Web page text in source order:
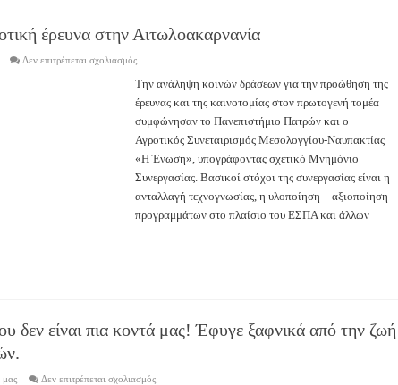
έρευνα στην Αιτωλοακαρνανία
Δεν επιτρέπεται σχολιασμόςστο
η
αγροτική
έρευνα
στην
Αιτωλοακαρνανία
Την ανάληψη κοινών δράσεων για την προώθηση της
έρευνας και της καινοτομίας στον πρωτογενή τομέα
συμφώνησαν το Πανεπιστήμιο Πατρών και ο
Αγροτικός Συνεταιρισμός Μεσολογγίου-Ναυπακτίας
«Η Ένωση», υπογράφοντας σχετικό Μνημόνιο
Συνεργασίας. Βασικοί στόχοι της συνεργασίας είναι η
ανταλλαγή τεχνογνωσίας, η υλοποίηση – αξιοποίηση
προγραμμάτων στο πλαίσιο του ΕΣΠΑ και άλλων
δεν είναι πια κοντά μας! Έφυγε ξαφνικά από την ζωή
μας Δεν επιτρέπεται σχολιασμόςστο